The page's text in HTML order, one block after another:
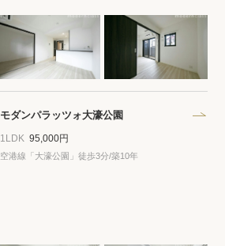
モダンパラッツォ大濠公園
1LDK 95,000円
空港線「大濠公園」徒歩3分/築10年